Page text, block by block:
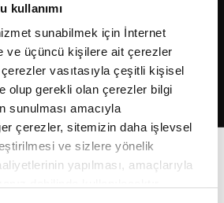
kullanımı
sunabilmek için İnternet
ve üçüncü kişilere ait çerezler
çerezler vasıtasıyla çeşitli kişisel
olup gerekli olan çerezler bilgi
sunulması amacıyla
çerezler, sitemizin daha işlevsel
ve sizlere yönelik
yapılması, amaçlarıyla
saklıdır.